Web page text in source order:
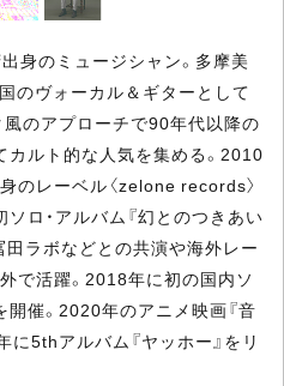
身のミュージシャン。多摩美
のヴォーカル＆ギターとして
風のアプローチで90年代以降の
カルト的な人気を集める。2010
のレーベル〈zelone records〉
ロ・アルバム『幻とのつきあい
田ラボなどとの共演や海外レー
で活躍。2018年に初の国内ソ
開催。2020年のアニメ映画『音
5thアルバム『ヤッホー』をリ